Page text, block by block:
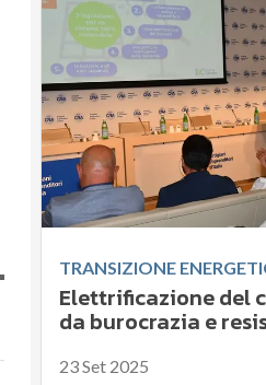
TRANSIZIONE
Elettrificazione del
da burocrazia e
23 Set 2025